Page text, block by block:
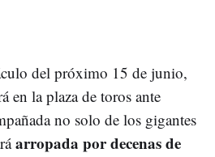
del próximo 15 de junio,
en la plaza de toros ante
no solo de los gigantes
arropada por decenas de